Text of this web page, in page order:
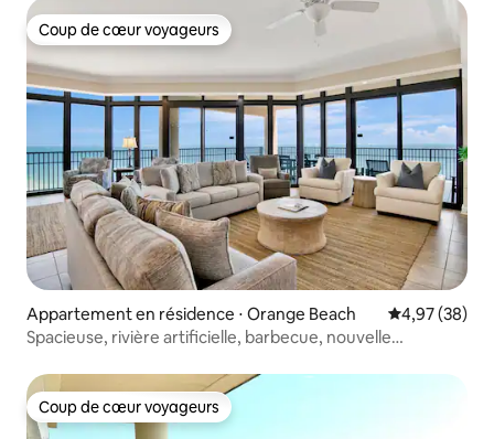
Coup de cœur voyageurs
Coup de cœur voyageurs
Appartement en résidence ⋅ Orange Beach Évaluation
4,97 (38)
Spacieuse, rivière artificielle, barbecue, nouvelle
Coup de cœur voyageurs
Coup de cœur voyageurs